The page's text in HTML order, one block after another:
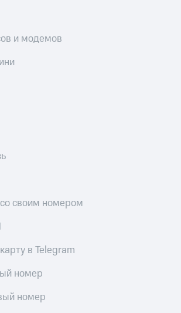
и модемов
своим номером
в Telegram
номер
номер